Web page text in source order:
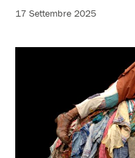
17 Settembre 2025